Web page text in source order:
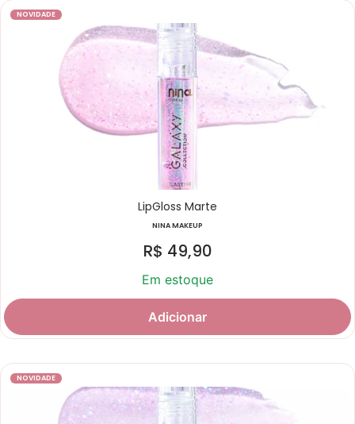
NOVIDADE
LipGloss Marte
NINA MAKEUP
R$ 49,90
Em estoque
Adicionar
NOVIDADE